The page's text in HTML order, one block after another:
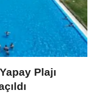
Plajı